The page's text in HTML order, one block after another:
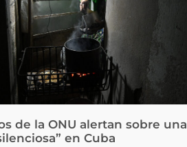
de la ONU alertan sobre una
en Cuba